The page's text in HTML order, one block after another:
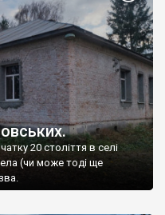
20 століття в селі
(чи може тоді ще